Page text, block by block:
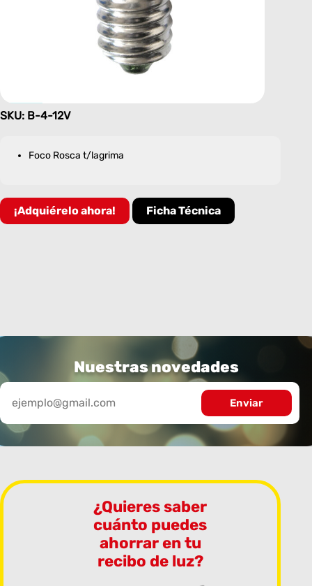
SKU: B-4-12V
Foco Rosca t/lagrima
¡Adquiérelo ahora! Ficha Técnica
Nuestras novedades
¿Quieres saber
cuánto puedes
ahorrar en tu
recibo de luz?